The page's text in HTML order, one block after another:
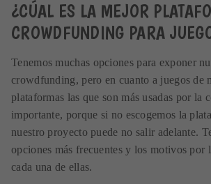
¿CÚAL ES LA MEJOR
CROWDFUNDING PARA
Tenemos muchas opciones para exponer
crowdfunding, pero en cuanto a juegos de
plataformas las que son más usadas por la
importante, porque si no escogemos la
nuestro proyecto puede no salir adelante.
opciones más frecuentes y los motivos por
cada una de ellas.